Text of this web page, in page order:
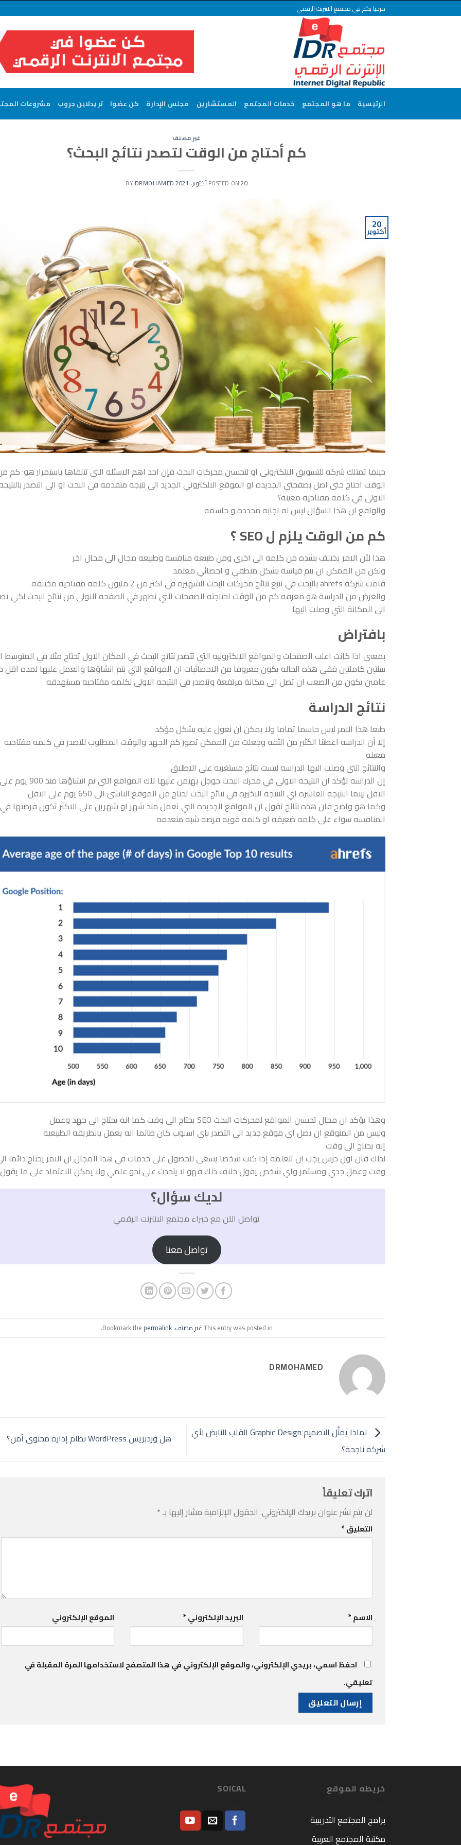
to
مرحبا بكم في مجتمع الانترنت الرقمي
الرئيسية ما هو المجتمع خدمات المجتمع المستشارين مجلس الإدارة كن عضوا تريدلاين جروب مشروعات
غير مصنف
كم أحتاج من الوقت لتصدر نتائج البحث؟
POSTED ON20 أكتوبر، 2021 BY
DRMOHAMED
20
أكتوبر
حينما تمتلك شركه للتسويق الالكتروني او لتحسين محركات البحث فإن احد اهم الاسئله التي تتلقاها باستمرار هو: كم
الوقت احتاج حتى اصل بصفحتي الجديده او الموقع الالكتروني الجديد الى نتيجه متقدمه في البحث او الى التصدر
الاولى في كلمه مفتاحيه معينه؟
والواقع ان هذا السؤال ليس له اجابه محدده و حاسمه
كم من الوقت يلزم ل SEO ؟
هذا لأن الامر يختلف بشده من كلمه الى اخرى ومن طبيعه منافسة وطبيعه مجال الى مجال اخر
ولكن من الممكن ان يتم قياسه بشكل منطقي و احصائي معتمد
قامت شركة ahrefs بالبحث في تتبع نتائج محركات البحث الشهيره في اكثر من 2 مليون كلمه مفتاحيه مختلفه
والغرض من الدراسة هو معرفه كم من الوقت احتاجته الصفحات التي تظهر في الصفحه الاولى من نتائج البحث لكي
الى المكانة التي وصلت اليها
بافتراض
بمعنى اذا كانت اغلب الصفحات والمواقع الالكترونيه التي تتصدر نتائج البحث في المكان الاول تحتاج مثلا في المتوسط
سنتين كاملتين ففي هذه الحاله يكون معروفا من الاحصائيات ان المواقع التي يتم انشاؤها والعمل عليها لمده
عامين يكون من الصعب ان تصل الى مكانة مرتفعة وتتصدر في النتيجه الاولى لكلمه مفتاحيه مستهدفه
نتائج الدراسة
طبعا هذا الامر ليس حاسما تماما ولا يمكن ان نعول عليه بشكل مؤكد
إلا أن الدراسه اعطتنا الكثير من الثقه وجعلت من الممكن تصور كم الجهد والوقت المطلوب للتصدر في كلمه مفتاحيه
معينه
والنتائج التي وصلت اليها الدراسه ليست نتائج مستغربه على الاطلاق
إن الدراسه تؤكد ان النتيجه الاولى في محرك البحث جوجل يهيمن عليها تلك المواقع التي تم انشاؤها منذ 900 يوم على
الاقل بينما النتيجه العاشره اي النتيجه الاخيره في نتائج البحث تحتاج من الموقع الناشئ الى 650 يوم على الاقل
وكما هو واضح فان هذه نتائج تقول ان المواقع الجديده التي تعمل منذ شهر او شهرين على الاكثر تكون فرصتها في
المنافسه سواء على كلمه ضعيفه او كلمه قويه فرصه شبه منعدمه
وهذا يؤكد ان مجال تحسين المواقع لمحركات البحث SEO يحتاج الى وقت كما انه يحتاج الى جهد وعمل
وليس من المتوقع ان يصل اي موقع جديد الى التصدر باي اسلوب كان طالما انه يعمل بالطريقه الطبيعيه
إنه يحتاج الى وقت
لذلك فان اول درس يجب ان تتعلمه إذا كنت شخصا يسعى للحصول على خدمات في هذا المجال ان الامر يحتاج دائما
وقت وعمل جدي ومستمر واي شخص يقول خلاف ذلك فهو لا يتحدث على نحو علمي ولا يمكن الاعتماد على ما يقول
لديك سؤال؟
تواصل الآن مع خبراء مجتمع الانترنت الرقمي
تواصل معنا
This entry was posted inغير مصنف. Bookmark the
permalink
.
DRMOHAMED
لماذا يمثّل التصميم Graphic Design القلب النابض لأي
شركة ناجحة؟
هل وردبريس WordPress نظام إدارة محتوى آمن؟
اترك تعليقاً
لن يتم نشر عنوان بريدك الإلكتروني. الحقول الإلزامية مشار إليها بـ*
التعليق*
الاسم* البريد الإلكتروني* الموقع الإلكتروني
احفظ اسمي، بريدي الإلكتروني، والموقع الإلكتروني في هذا المتصفح لاستخدامها المرة المقبلة في
تعليقي.
خريطه الموقع
برامج المجتمع التدريبية
مكتبة المجتمع العربية
SOICAL